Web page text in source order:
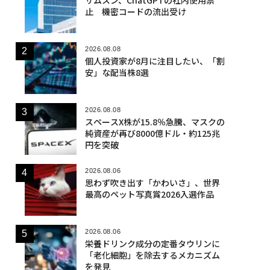
止 機密コードの流出受け
2026.08.08
個人投資家が8月に注目したい、「割
安」な配当株8選
2026.08.08
スペースX株が15.8％急騰、マスクの
純資産が再び8000億ドル・約125兆
円を突破
2026.08.06
思わず吹き出す「かわいさ」、世界
最高のペット写真賞2026入選作品
2026.08.06
栄養ドリンク成分の定番タウリンに
「老化細胞」を除去するメカニズム
を発見